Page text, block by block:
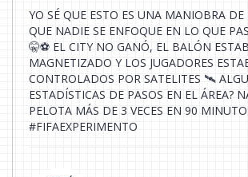
YO SÉ QUE ESTO ES UNA MANIOBRA DE
QUE NADIE SE ENFOQUE EN LO QUE
🤫⚽️ EL CITY NO GANÓ, EL BALÓN
MAGNETIZADO Y LOS JUGADORES
CONTROLADOS POR SATELITES 🛰️
ESTADÍSTICAS DE PASOS EN EL ÁREA?
PELOTA MÁS DE 3 VECES EN 90
#FIFAEXPERIMENTO